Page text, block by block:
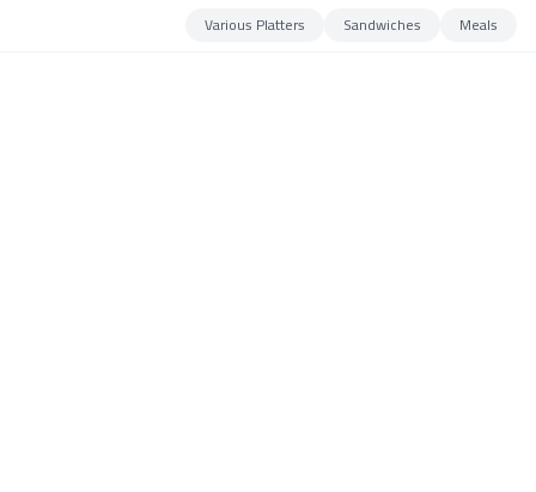
Meals
Sandwiches
Various Platters